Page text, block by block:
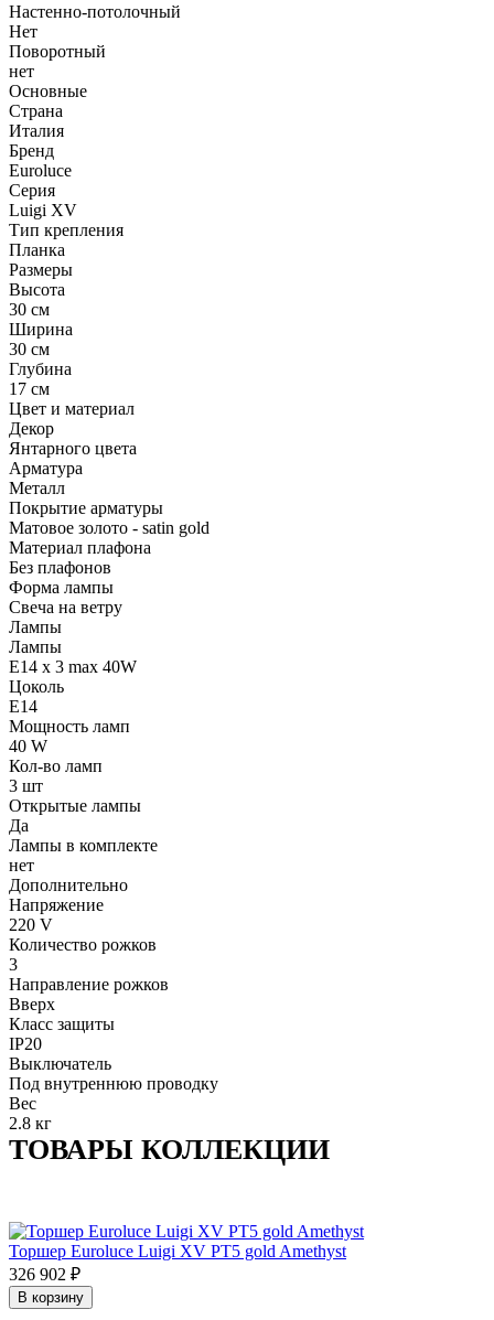
Настенно-потолочный
Нет
Поворотный
нет
Основные
Страна
Италия
Бренд
Euroluce
Серия
Luigi XV
Тип крепления
Планка
Размеры
Высота
30 см
Ширина
30 см
Глубина
17 см
Цвет и материал
Декор
Янтарного цвета
Арматура
Металл
Покрытие арматуры
Матовое золото - satin gold
Материал плафона
Без плафонов
Форма лампы
Свеча на ветру
Лампы
Лампы
E14 x 3 max 40W
Цоколь
E14
Мощность ламп
40 W
Кол-во ламп
3 шт
Открытые лампы
Да
Лампы в комплекте
нет
Дополнительно
Напряжение
220 V
Количество рожков
3
Направление рожков
Вверх
Класс защиты
IP20
Выключатель
Под внутреннюю проводку
Вес
2.8 кг
ТОВАРЫ КОЛЛЕКЦИИ
Торшер Euroluce Luigi XV PT5 gold Amethyst
326 902 ₽
В корзину